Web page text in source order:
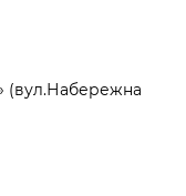
(вул.Набережна